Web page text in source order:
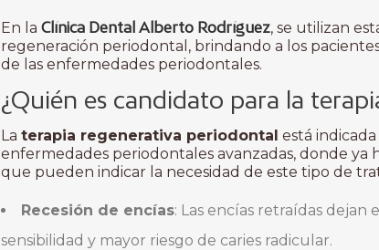
En la Clínica Dental Alberto Rodríguez, se utilizan
regeneración periodontal, brindando a los
de las enfermedades periodontales.
¿Quién es candidato para la
La terapia regenerativa periodontal está
enfermedades periodontales avanzadas, donde ya
que pueden indicar la necesidad de este tipo de
Recesión de encías: Las encías retraídas dejan
sensibilidad y mayor riesgo de caries radicular.